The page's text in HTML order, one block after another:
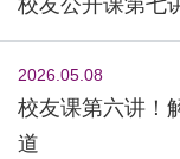
2026.05.08
校友课第六讲！
道